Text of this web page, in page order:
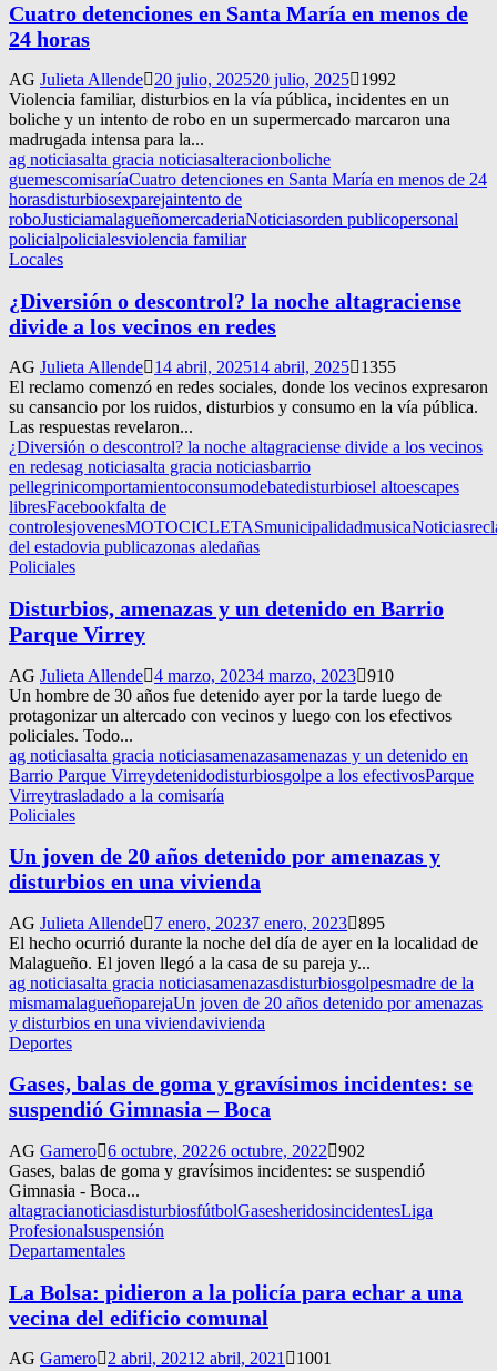
Cuatro detenciones en Santa María en menos de
24 horas
AG Julieta Allende 20 julio, 202520 julio, 2025
1992
Violencia familiar, disturbios en la vía pública, incidentes en un
boliche y un intento de robo en un supermercado marcaron una
madrugada intensa para la...
ag noticiasalta gracia noticiasalteracionboliche
guemescomisaríaCuatro detenciones en Santa María en menos de 24
horasdisturbiosexparejaintento de
roboJusticiamalagueñomercaderiaNoticiasorden publicopersonal
policialpolicialesviolencia familiar
Locales
¿Diversión o descontrol? la noche altagraciense
divide a los vecinos en redes
AG Julieta Allende 14 abril, 202514 abril, 2025
1355
El reclamo comenzó en redes sociales, donde los vecinos expresaron
su cansancio por los ruidos, disturbios y consumo en la vía pública.
Las respuestas revelaron...
¿Diversión o descontrol? la noche altagraciense divide a los vecinos
en redesag noticiasalta gracia noticiasbarrio
pellegrinicomportamientoconsumodebatedisturbiosel altoescapes
libresFacebookfalta de
controlesjovenesMOTOCICLETASmunicipalidadmusicaNoticias
del estadovia publicazonas aledañas
Policiales
Disturbios, amenazas y un detenido en Barrio
Parque Virrey
AG Julieta Allende 4 marzo, 20234 marzo, 2023 910
Un hombre de 30 años fue detenido ayer por la tarde luego de
protagonizar un altercado con vecinos y luego con los efectivos
policiales. Todo...
ag noticiasalta gracia noticiasamenazasamenazas y un detenido en
Barrio Parque Virreydetenidodisturbiosgolpe a los efectivosParque
Virreytrasladado a la comisaría
Policiales
Un joven de 20 años detenido por amenazas y
disturbios en una vivienda
AG Julieta Allende 7 enero, 20237 enero, 2023 895
El hecho ocurrió durante la noche del día de ayer en la localidad de
Malagueño. El joven llegó a la casa de su pareja y...
ag noticiasalta gracia noticiasamenazasdisturbiosgolpesmadre de la
mismamalagueñoparejaUn joven de 20 años detenido por amenazas
y disturbios en una viviendavivienda
Deportes
Gases, balas de goma y gravísimos incidentes: se
suspendió Gimnasia – Boca
AG Gamero 6 octubre, 20226 octubre, 2022
902
Gases, balas de goma y gravísimos incidentes: se suspendió
Gimnasia - Boca...
altagracianoticiasdisturbiosfútbolGasesheridosincidentesLiga
Profesionalsuspensión
Departamentales
La Bolsa: pidieron a la policía para echar a una
vecina del edificio comunal
AG Gamero 2 abril, 2021 2 abril, 2021
1001